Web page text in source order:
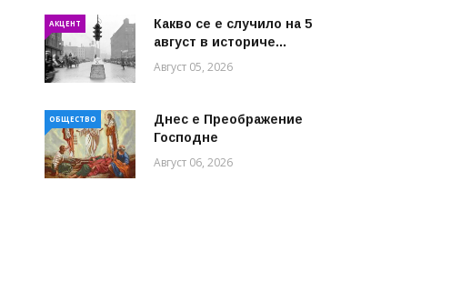
АКЦЕНТ
Какво се е случило на 5
август в историче...
Август 05, 2026
ОБЩЕСТВО
Днес е Преображение
Господне
Август 06, 2026